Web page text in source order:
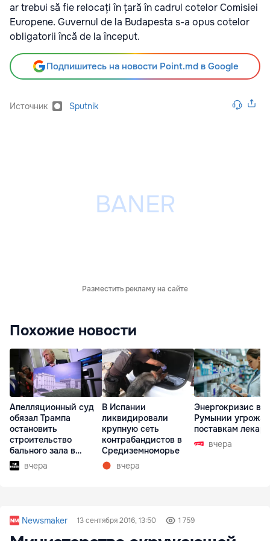
ar trebui să fie relocați în țară în cadrul cotelor Comisiei
Europene. Guvernul de la Budapesta s-a opus cotelor
obligatorii încă de la început.
Подпишитесь на новости Point.md в Google
Источник Sputnik
Разместить рекламу на сайте
Похожие новости
Апелляционный суд
обязал Трампа
остановить
строительство
бального зала в
Белом доме
вчера
В Испании
ликвидировали
крупную сеть
контрабандистов в
Средиземноморье
вчера
Энергокризис в
Румынии
поставкам
вчера
Newsmaker 13 сентября 2016, 13:50 1 759